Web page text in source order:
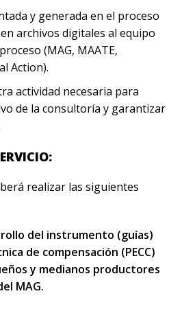
y generada en el proceso
archivos digitales al equipo
(MAG, MAATE,
Action).
actividad necesaria para
de la consultoría y garantizar
realizar las siguientes
del instrumento (guías)
de compensación (PECC)
y medianos productores
MAG.